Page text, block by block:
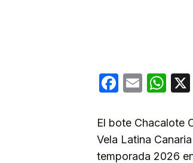
Email
El bote Chacalote
Vela Latina
temporada 2026